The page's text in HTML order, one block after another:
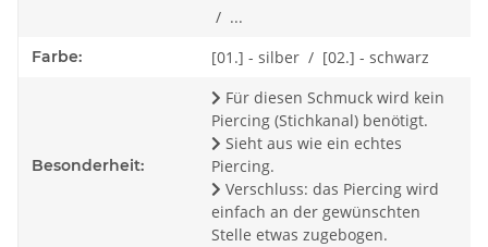
/ ...
Farbe: [01.] - silber / [02.] - schwarz
Besonderheit:
Für diesen Schmuck wird kein
Piercing (Stichkanal) benötigt.
Sieht aus wie ein echtes
Piercing.
Verschluss: das Piercing wird
einfach an der gewünschten
Stelle etwas zugebogen.